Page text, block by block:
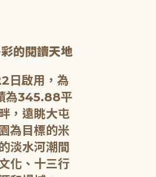
的閱讀天地
日啟用，為
為345.88平
，遠眺大屯
為目標的米
淡水河潮間
化、十三行